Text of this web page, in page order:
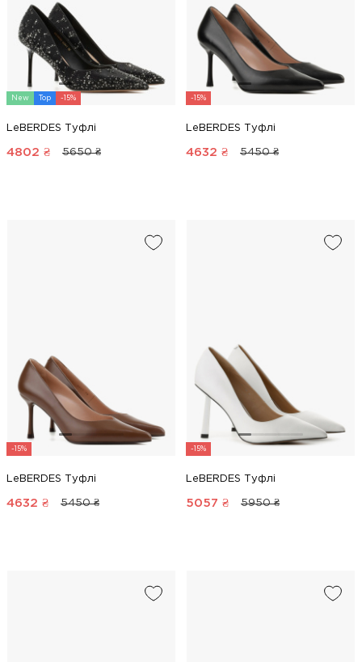
New Top -15%
LeBERDES Туфлі
4802 ₴ 5650 ₴
-15%
LeBERDES Туфлі
4632 ₴ 5450 ₴
-15%
LeBERDES Туфлі
4632 ₴ 5450 ₴
-15%
LeBERDES Туфлі
5057 ₴ 5950 ₴